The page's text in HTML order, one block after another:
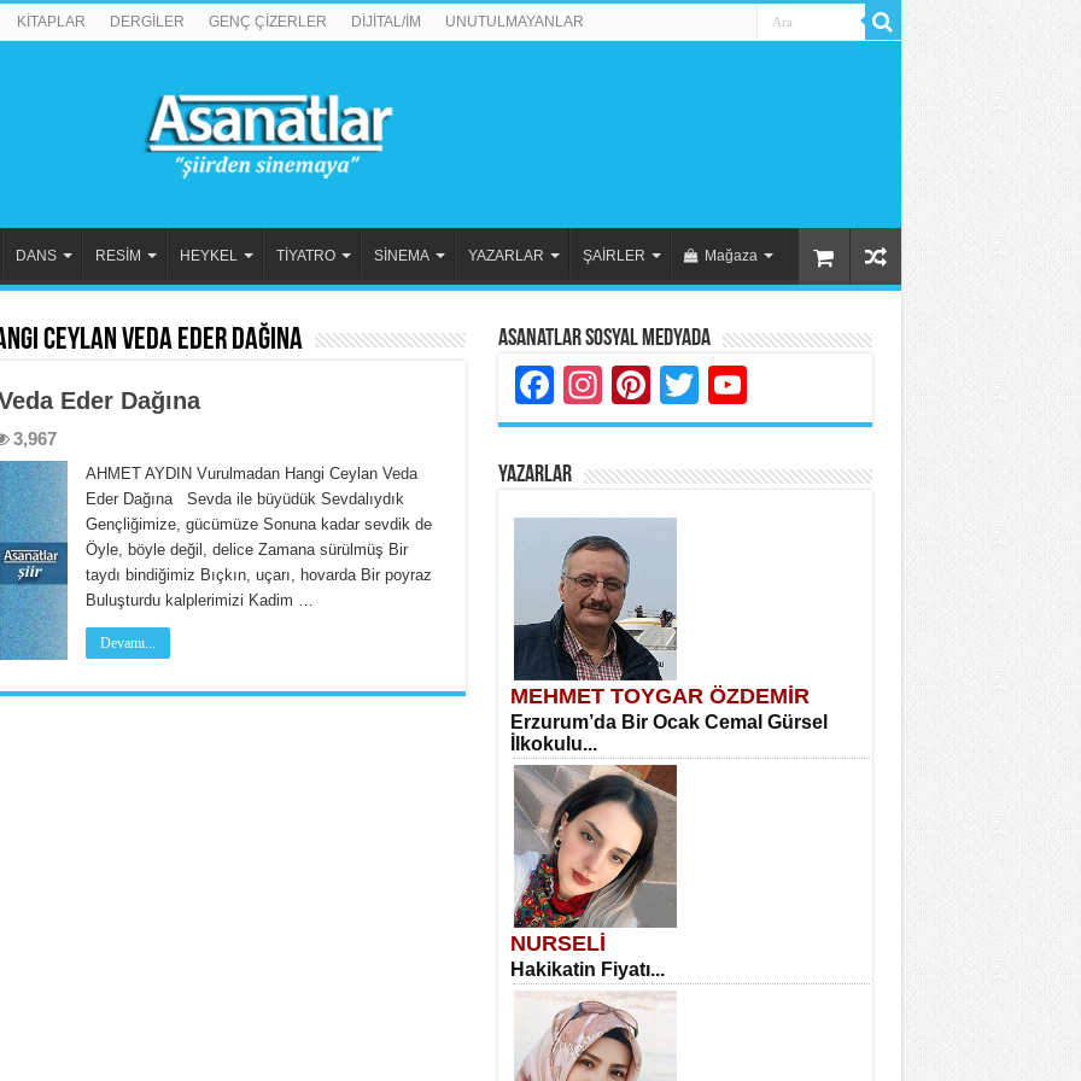
KİTAPLAR DERGİLER GENÇ ÇİZERLER DİJİTAL/İM UNUTULMAYANLAR
DANS RESİM HEYKEL TİYATRO SİNEMA YAZARLAR ŞAİRLER Mağaza
Ceylan Veda Eder Dağına
Eder Dağına
3,967
AHMET AYDIN Vurulmadan Hangi Ceylan Veda
Eder Dağına Sevda ile büyüdük Sevdalıydık
Gençliğimize, gücümüze Sonuna kadar sevdik de
Öyle, böyle değil, delice Zamana sürülmüş Bir
taydı bindiğimiz Bıçkın, uçarı, hovarda Bir poyraz
Buluşturdu kalplerimizi Kadim …
Devamı...
Asanatlar Sosyal Medyada
Facebook
Instagram
Pinterest
Twitter
YAZARLAR
MEHMET TOYGAR ÖZDEMİR
Erzurum’da Bir Ocak Cemal Gürsel
İlkokulu...
NURSELİ
Hakikatin Fiyatı...